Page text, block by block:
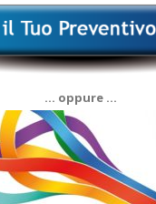
… oppure …